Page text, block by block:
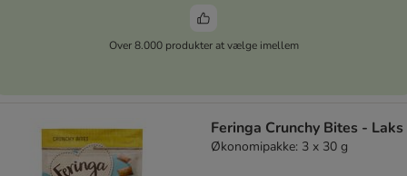
Over 8.000 produkter at vælge imellem
Feringa Crunchy Bites - Laks
Økonomipakke: 3 x 30 g